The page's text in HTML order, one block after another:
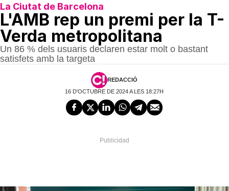
La Ciutat de Barcelona
L'AMB rep un premi per la T-
Verda metropolitana
Un 86 % dels usuaris declaren estar molt o bastant
satisfets amb la targeta
REDACCIÓ
16 D'OCTUBRE DE 2024 A LES 18:27H